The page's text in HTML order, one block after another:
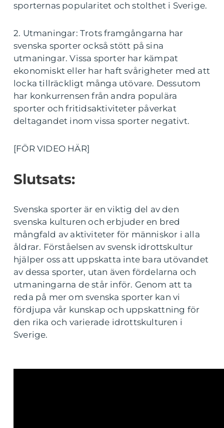
sporternas popularitet och stolthet i Sverige.
2. Utmaningar: Trots framgångarna har
svenska sporter också stött på sina
utmaningar. Vissa sporter har kämpat
ekonomiskt eller har haft svårigheter med att
locka tillräckligt många utövare. Dessutom
har konkurrensen från andra populära
sporter och fritidsaktiviteter påverkat
deltagandet inom vissa sporter negativt.
[FÖR VIDEO HÄR]
Slutsats:
Svenska sporter är en viktig del av den
svenska kulturen och erbjuder en bred
mångfald av aktiviteter för människor i alla
åldrar. Förståelsen av svensk idrottskultur
hjälper oss att uppskatta inte bara utövandet
av dessa sporter, utan även fördelarna och
utmaningarna de står inför. Genom att ta
reda på mer om svenska sporter kan vi
fördjupa vår kunskap och uppskattning för
den rika och varierade idrottskulturen i
Sverige.